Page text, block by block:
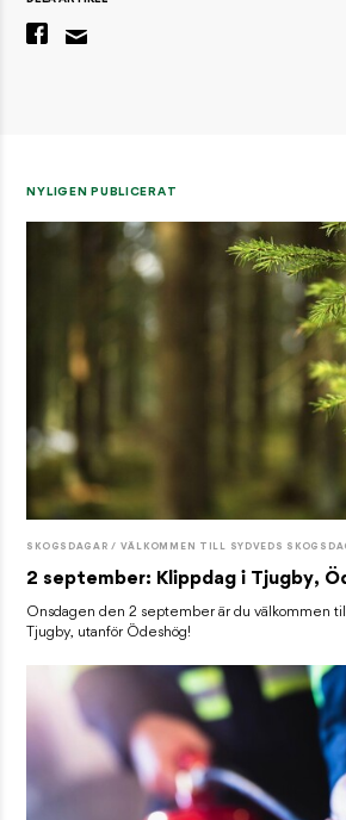
NYLIGEN PUBLICERAT
SKOGSDAGAR / VÄLKOMMEN TILL SYDVEDS
2 september: Klippdag i Tjugby,
Onsdagen den 2 september är du välkommen
Tjugby, utanför Ödeshög!